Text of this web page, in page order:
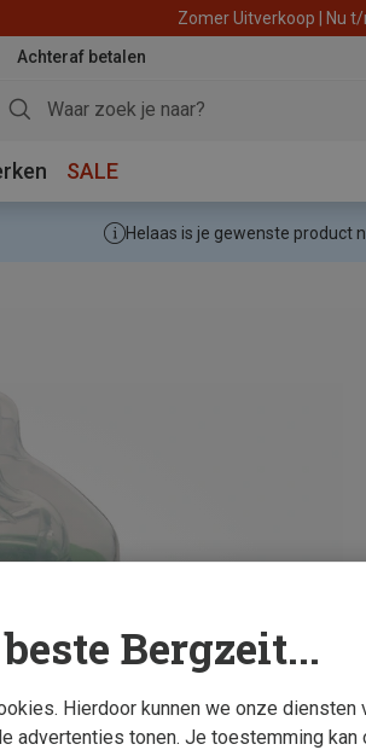
Zomer Uitverkoop | Nu
Achteraf betalen
SALE
Helaas is je gewenste product
Bergzeit...
Hierdoor kunnen we onze
advertenties tonen. Je toestemming kan